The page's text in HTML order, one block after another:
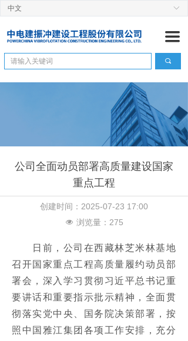
끠
끀
首页
关于我们
ꄷ 公司简介
ꄷ 组织机构
ꄷ 企业资信
ꄷ 历史沿革
建设快讯
ꄷ 工程展示
넸 水利水电工程
넸 水工隧洞TBM工程
ꀅ
中文
公司全面动员部署高质量建设国家
重点工程
日前，公司在西藏林芝米林基地
召开国家重点工程高质量履约动员部
署会，深入学习贯彻习近平总书记重
要讲话和重要指示批示精神，全面贯
彻落实党中央、国务院决策部署，按
照中国雅江集团各项工作安排，充分
创建时间： 2025-07-23 17:00
넶 浏览量： 275